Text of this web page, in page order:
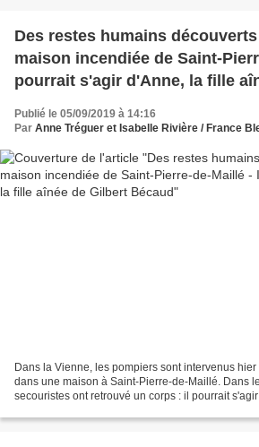
Des restes humains
maison incendiée de Saint-
pourrait s'agir d'Anne, la fille
Publié le 05/09/2019 à 14:16
Par Anne Tréguer et Isabelle Rivière / France
Dans la Vienne, les pompiers sont intervenus
dans une maison à Saint-Pierre-de-Maillé. Dans
secouristes ont retrouvé un corps : il pourrait